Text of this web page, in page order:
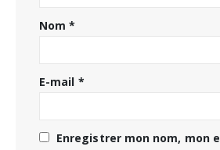
Nom*
E-mail *
Enregistrer mon nom, mon